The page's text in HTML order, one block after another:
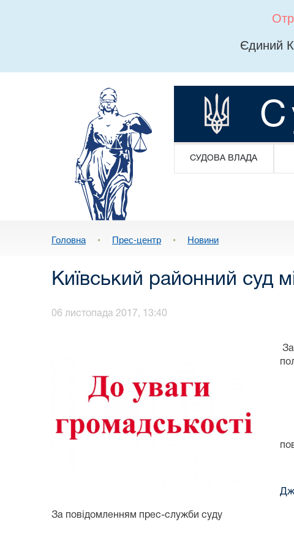
Єдиний
СУДОВА ВЛАДА
Головна • Прес-центр • Новини
Київський районний суд
06 листопада 2017, 13:40
За повідомленням прес-служби суду